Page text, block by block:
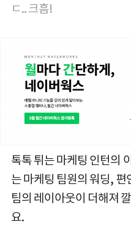
ㄷ.. 크흠!
톡톡 튀는 마케팅 인턴의
는 마케팅 팀원의 워딩,
팀의 레이아웃이 더해져
요.